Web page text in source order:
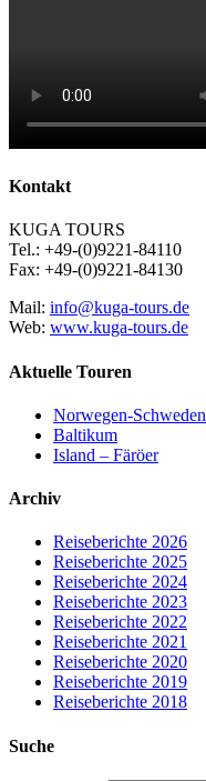
Kontakt
KUGA TOURS
Tel.: +49-(0)9221-84110
Fax: +49-(0)9221-84130
Mail: info@kuga-tours.de
Web: www.kuga-tours.de
Aktuelle Touren
Norwegen-Schweden
Baltikum
Island – Färöer
Archiv
Reiseberichte 2026
Reiseberichte 2025
Reiseberichte 2024
Reiseberichte 2023
Reiseberichte 2022
Reiseberichte 2021
Reiseberichte 2020
Reiseberichte 2019
Reiseberichte 2018
Suche